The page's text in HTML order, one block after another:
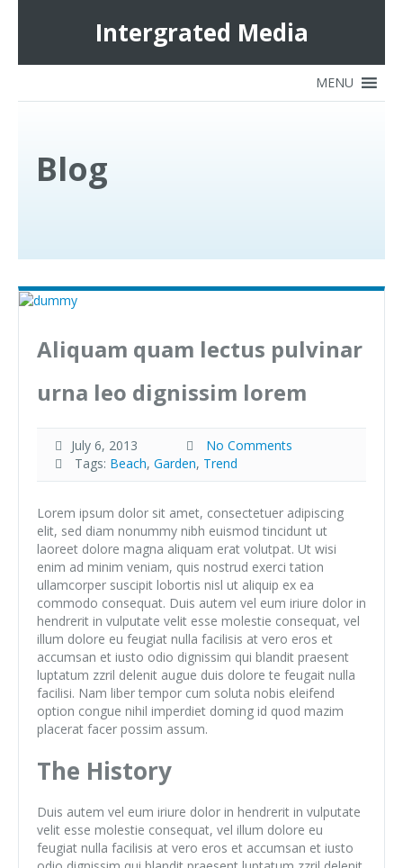
Intergrated Media
Blog
Aliquam quam lectus pulvinar
urna leo dignissim lorem
July 6, 2013
No Comments
Tags: Beach, Garden, Trend
Lorem ipsum dolor sit amet, consectetuer adipiscing
elit, sed diam nonummy nibh euismod tincidunt ut
laoreet dolore magna aliquam erat volutpat. Ut wisi
enim ad minim veniam, quis nostrud exerci tation
ullamcorper suscipit lobortis nisl ut aliquip ex ea
commodo consequat. Duis autem vel eum iriure dolor in
hendrerit in vulputate velit esse molestie consequat, vel
illum dolore eu feugiat nulla facilisis at vero eros et
accumsan et iusto odio dignissim qui blandit praesent
luptatum zzril delenit augue duis dolore te feugait nulla
facilisi. Nam liber tempor cum soluta nobis eleifend
option congue nihil imperdiet doming id quod mazim
placerat facer possim assum.
The History
Duis autem vel eum iriure dolor in hendrerit in vulputate
velit esse molestie consequat, vel illum dolore eu
feugiat nulla facilisis at vero eros et accumsan et iusto